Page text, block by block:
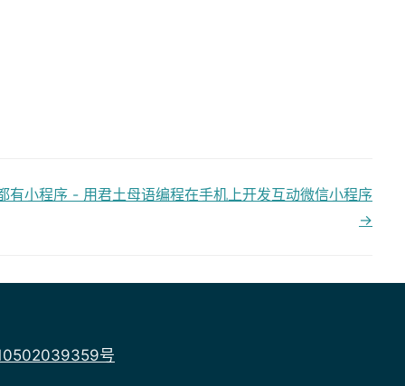
有小程序 - 用君土母语编程在手机上开发互动微信小程序
→
号